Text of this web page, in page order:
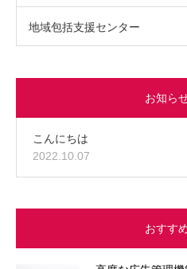
地域包括支援センター
お知ら
こんにちは
2022.10.07
おすす